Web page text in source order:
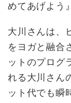
めてあげよう
大川さんは、
をヨガと融合
ットのプログ
れる大川さん
ット代でも瞬